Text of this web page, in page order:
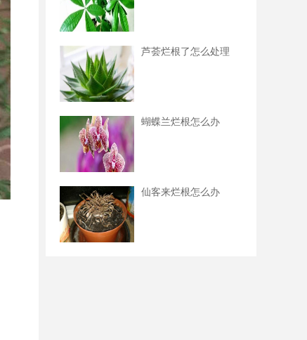
芦荟烂根了怎么处理
蝴蝶兰烂根怎么办
仙客来烂根怎么办